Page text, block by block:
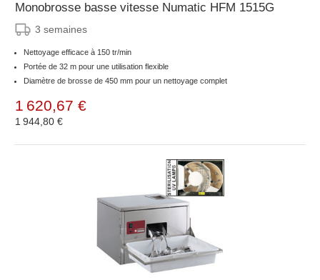
Monobrosse basse vitesse Numatic HFM 1515G
3 semaines
Nettoyage efficace à 150 tr/min
Portée de 32 m pour une utilisation flexible
Diamètre de brosse de 450 mm pour un nettoyage complet
1 620,67 €
1 944,80 €